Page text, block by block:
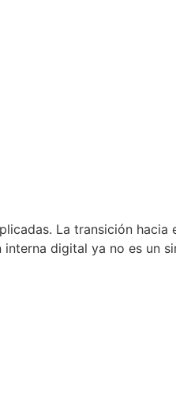
La transición hacia
digital ya no es un